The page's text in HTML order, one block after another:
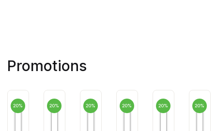
Promotions
20% 20% 20% 20% 20% 20%